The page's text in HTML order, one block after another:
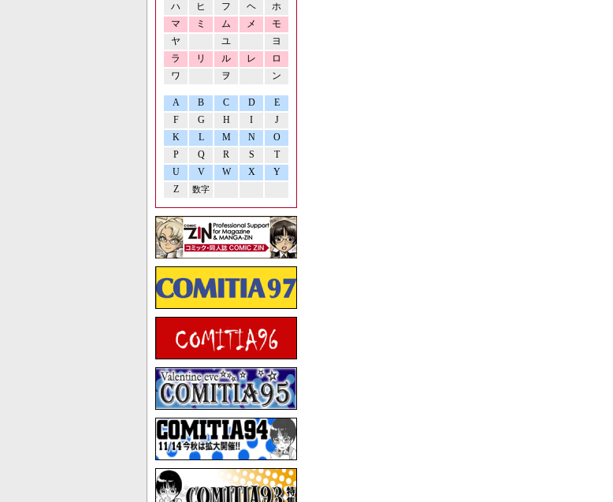
ハ
ヒ フ ヘ
ホ
マ
ミ ム メ
モ
ヤ
ユ
ヨ
ラ
リ ル レ
ロ
ワ
ヲ ン
A B C D
E
F
G H I
J
K
L M N
O
P
Q R S
T
U
V W X
Y
Z
数字